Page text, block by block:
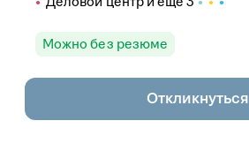
Можно без резюме
Откликнуться